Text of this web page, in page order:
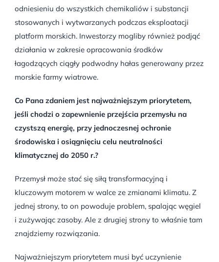
odniesieniu do wszystkich chemikaliów i substancji
stosowanych i wytwarzanych podczas eksploatacji
platform morskich. Inwestorzy mogliby również podjąć
działania w zakresie opracowania środków
łagodzących ciągły podwodny hałas generowany przez
morskie farmy wiatrowe.
Co Pana zdaniem jest najważniejszym priorytetem,
jeśli chodzi o zapewnienie przejścia przemysłu na
czystszą energię, przy jednoczesnej ochronie
środowiska i osiągnięciu celu neutralności
klimatycznej do 2050 r.?
Przemysł może stać się siłą transformacyjną i
kluczowym motorem w walce ze zmianami klimatu. Z
jednej strony, to on powoduje problem, spalając węgiel
i zużywając zasoby. Ale z drugiej strony to właśnie tam
znajdziemy rozwiązania.
Najważniejszym priorytetem musi być uczynienie